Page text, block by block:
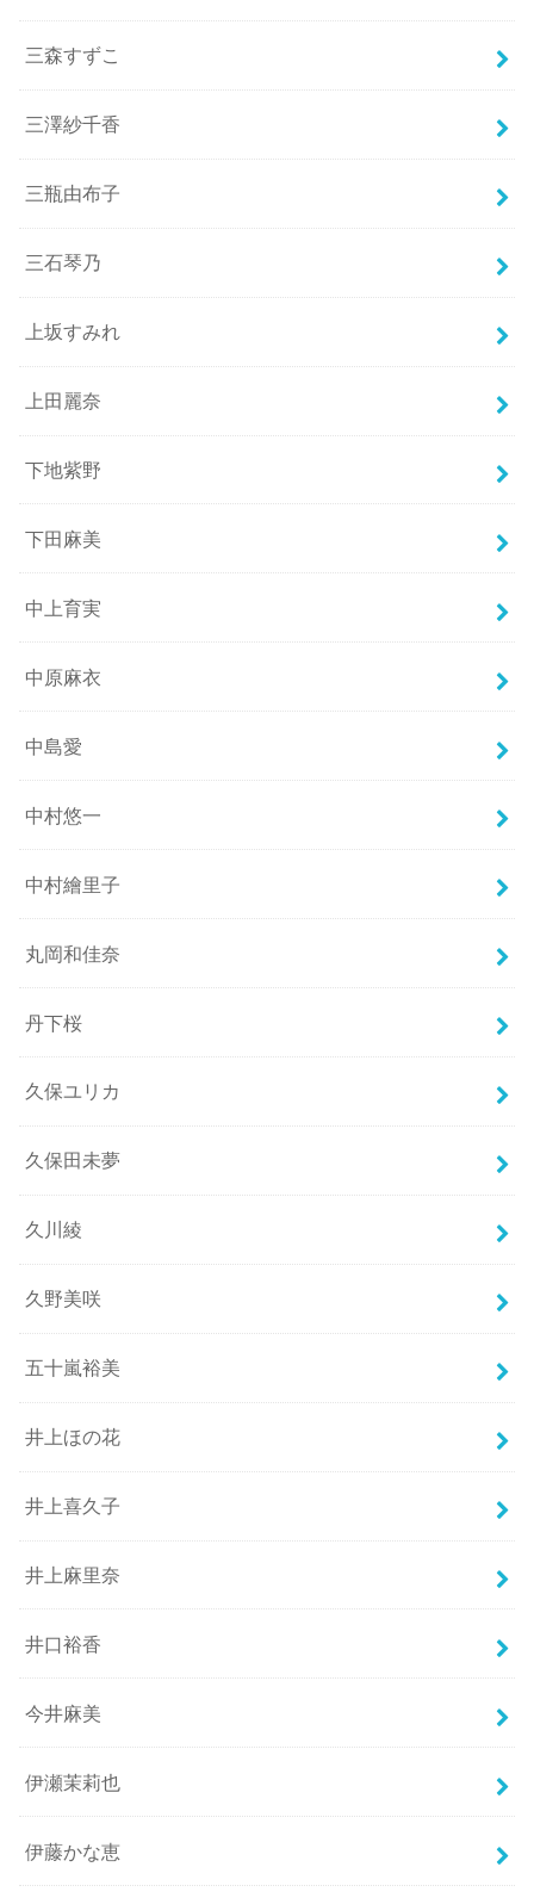
三森すずこ
三澤紗千香
三瓶由布子
三石琴乃
上坂すみれ
上田麗奈
下地紫野
下田麻美
中上育実
中原麻衣
中島愛
中村悠一
中村繪里子
丸岡和佳奈
丹下桜
久保ユリカ
久保田未夢
久川綾
久野美咲
五十嵐裕美
井上ほの花
井上喜久子
井上麻里奈
井口裕香
今井麻美
伊瀬茉莉也
伊藤かな恵